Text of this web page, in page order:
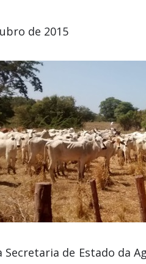
de 2015
Secretaria de Estado da